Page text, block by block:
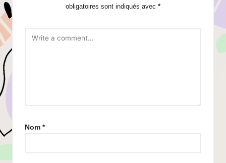
obligatoires sont indiqués avec *
Nom *